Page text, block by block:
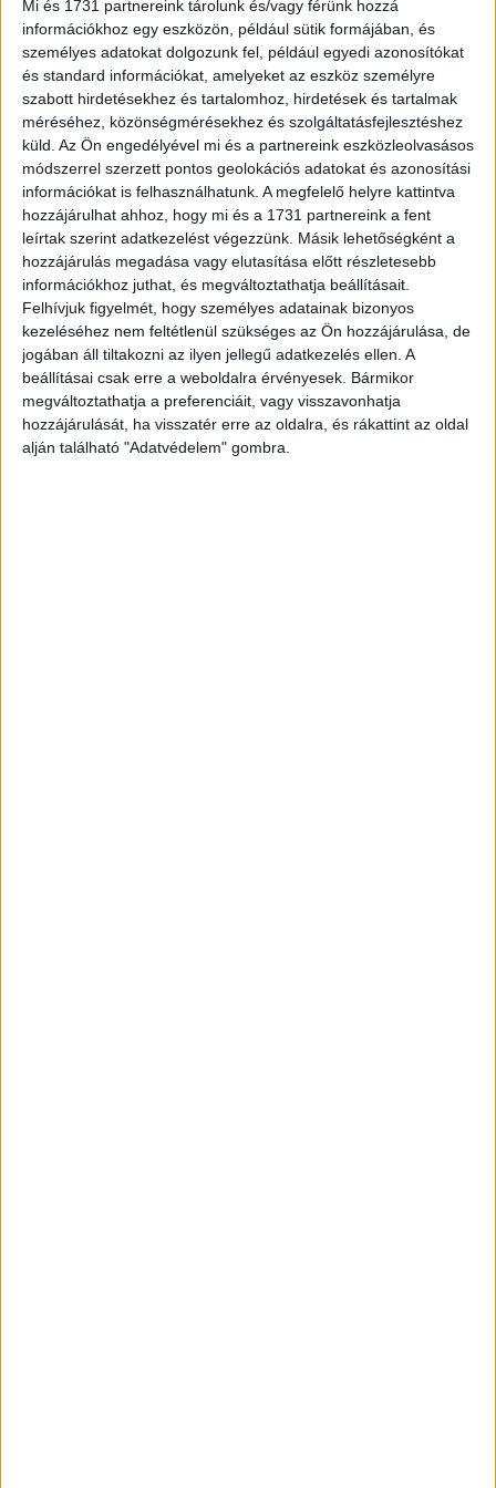
Mi és 1731 partnereink tárolunk és/vagy férünk hozzá
információkhoz egy eszközön, például sütik formájában, és
személyes adatokat dolgozunk fel, például egyedi azonosítókat
és standard információkat, amelyeket az eszköz személyre
szabott hirdetésekhez és tartalomhoz, hirdetések és tartalmak
méréséhez, közönségmérésekhez és szolgáltatásfejlesztéshez
küld. Az Ön engedélyével mi és a partnereink eszközleolvasásos
módszerrel szerzett pontos geolokációs adatokat és azonosítási
információkat is felhasználhatunk. A megfelelő helyre kattintva
hozzájárulhat ahhoz, hogy mi és a 1731 partnereink a fent
leírtak szerint adatkezelést végezzünk. Másik lehetőségként a
hozzájárulás megadása vagy elutasítása előtt részletesebb
információkhoz juthat, és megváltoztathatja beállításait.
Felhívjuk figyelmét, hogy személyes adatainak bizonyos
kezeléséhez nem feltétlenül szükséges az Ön hozzájárulása, de
jogában áll tiltakozni az ilyen jellegű adatkezelés ellen. A
beállításai csak erre a weboldalra érvényesek. Bármikor
megváltoztathatja a preferenciáit, vagy visszavonhatja
hozzájárulását, ha visszatér erre az oldalra, és rákattint az oldal
alján található "Adatvédelem" gombra.
illetve a mechatronikai mérnökök körében. Utóbbiak
esetében ez számszerűen azt...
Ez kell a munkavállalóknak
Kutatás 2019. augusztus 5.
Első blikkre megmondható, hogy a fizetés a legfontosabb
egy munkavállaló számára, az elvárások azonban ma már
ennél összetettebbek. A tudatos munkavállalók
figyelembe veszik a...